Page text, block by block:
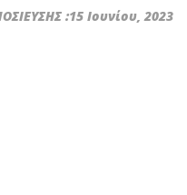
:15 Ιουνίου, 2023